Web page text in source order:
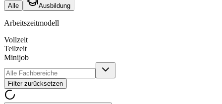
Alle Ausbildung
Arbeitszeitmodell
Vollzeit
Teilzeit
Minijob
Filter zurücksetzen